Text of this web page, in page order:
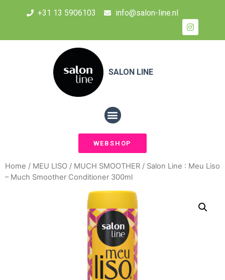
+31 13 5906103 info@salon-line.nl
SALON LINE
WEBSHOP
Home / MEU LISO / MUCH SMOOTHER / Salon Line : Meu Liso
– Much Smoother Conditioner 300ml